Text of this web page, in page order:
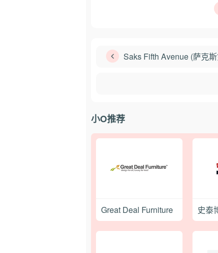
Saks Fifth Avenue (萨克
小O推荐
Great Deal Furniture 史泰